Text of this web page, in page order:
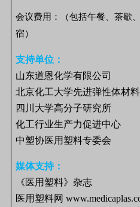
会议费用：
（包括午餐、茶歇
宿）
支持单位：
山东道恩化学有限公司
北京化工大学先进弹性体材
四川大学高分子研究所
化工行业生产力促进中心
中塑协医用塑料专委会
媒体支持：
《医用塑料》杂志
医用塑料网